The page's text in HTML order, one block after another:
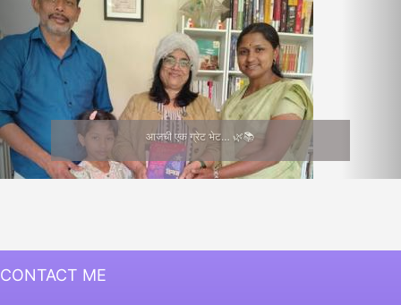
आजची एक ग्रेट भेट… 🌿📚
CONTACT ME